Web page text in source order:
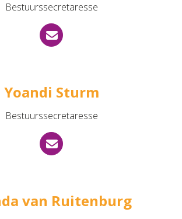
Bestuurssecretaresse
Yoandi Sturm
Bestuurssecretaresse
van Ruitenburg